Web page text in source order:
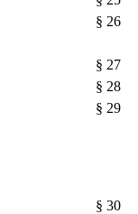
§ 26
§ 27
§ 28
§ 29
§ 30